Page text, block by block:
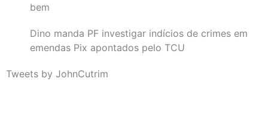
bem
Dino manda PF investigar indícios de crimes em
emendas Pix apontados pelo TCU
Tweets by JohnCutrim